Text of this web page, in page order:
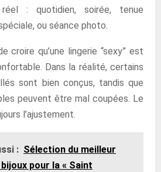
: quotidien, soirée, tenue
ou séance photo.
croire qu’une lingerie “sexy” est
Dans la réalité, certains
sont bien conçus, tandis que
peuvent être mal coupées. Le
l’ajustement.
: Sélection du meilleur
pour la « Saint